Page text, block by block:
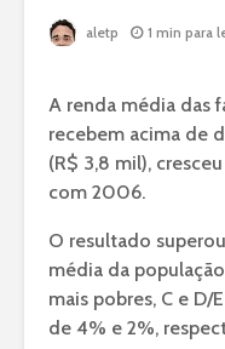
aletp 1 min para
A renda média das
recebem acima de
(R$ 3,8 mil),
com 2006.
O resultado
média da
mais pobres, C e D/
de 4% e 2%,